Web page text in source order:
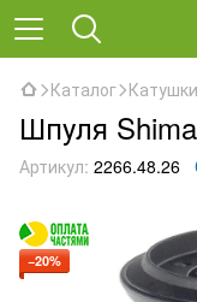
Каталог Катушки
Шпуля
Артикул: 2266.48.26
−20%